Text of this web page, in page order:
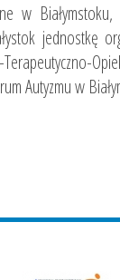
w
jednostkę
Autyzmu w